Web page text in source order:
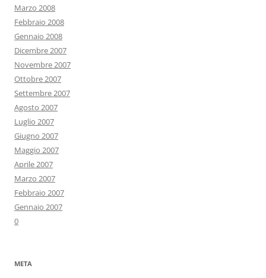
Marzo 2008
Febbraio 2008
Gennaio 2008
Dicembre 2007
Novembre 2007
Ottobre 2007
Settembre 2007
Agosto 2007
Luglio 2007
Giugno 2007
Maggio 2007
Aprile 2007
Marzo 2007
Febbraio 2007
Gennaio 2007
0
META